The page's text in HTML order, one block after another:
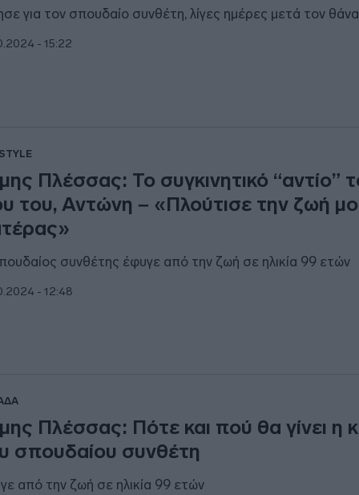
για τον σπουδαίο συνθέτη, λίγες ημέρες μετά τον
- 15:22
Πλέσσας: Το συγκινητικό “αντίο”
του, Αντώνη – «Πλούτισε την ζωή
συνθέτης έφυγε από την ζωή σε ηλικία 99 ετών
- 12:48
Πλέσσας: Πότε και πού θα γίνει η
σπουδαίου συνθέτη
από την ζωή σε ηλικία 99 ετών